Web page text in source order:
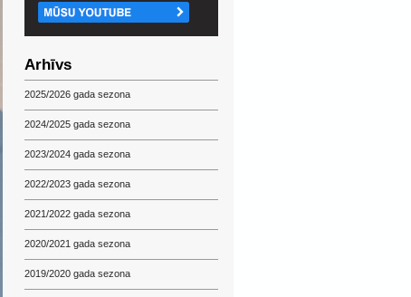
Arhīvs
2025/2026 gada sezona
2024/2025 gada sezona
2023/2024 gada sezona
2022/2023 gada sezona
2021/2022 gada sezona
2020/2021 gada sezona
2019/2020 gada sezona